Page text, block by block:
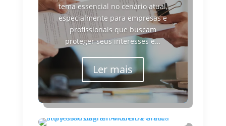
tema essencial no cenário atual,
especialmente para empresas e
profissionais que buscam
proteger seus interesses e…
Ler mais